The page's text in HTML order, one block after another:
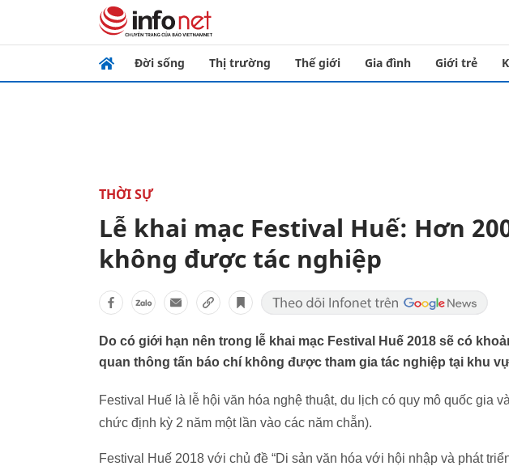
Đời sống Thị trường Thế giới Gia đình Giới trẻ
THỜI SỰ
Lễ khai mạc Festival Huế: Hơn
không được tác nghiệp
Do có giới hạn nên trong lễ khai mạc Festival Huế 2018 sẽ có
quan thông tấn báo chí không được tham gia tác nghiệp tại khu
Festival Huế là lễ hội văn hóa nghệ thuật, du lịch có quy mô quốc gia
chức định kỳ 2 năm một lần vào các năm chẵn).
Festival Huế 2018 với chủ đề “Di sản văn hóa với hội nhập và phát